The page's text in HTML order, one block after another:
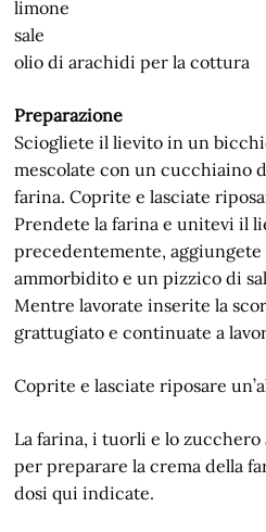
limone
sale
olio di arachidi per la cottura
Preparazione
Sciogliete il lievito in un
mescolate con un cucchiaino
farina. Coprite e lasciate
Prendete la farina e unitevi il
precedentemente,
ammorbidito e un pizzico di
Mentre lavorate inserite la
grattugiato e continuate a
Coprite e lasciate riposare
La farina, i tuorli e lo
per preparare la crema della
dosi qui indicate.